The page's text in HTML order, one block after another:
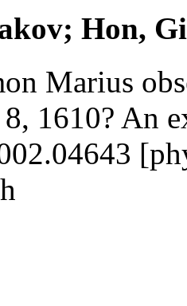
Hon,
Marius
8, 1610? An